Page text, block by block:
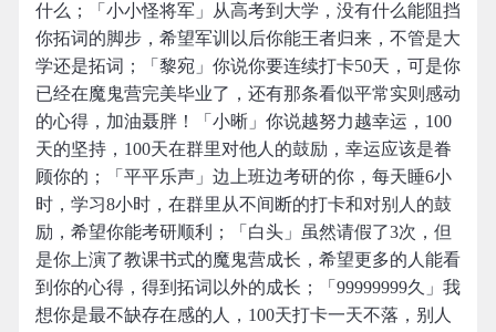
什么；「小小怪将军」从高考到大学，没有什么能阻挡
你拓词的脚步，希望军训以后你能王者归来，不管是大
学还是拓词；「黎宛」你说你要连续打卡50天，可是你
已经在魔鬼营完美毕业了，还有那条看似平常实则感动
的心得，加油聂胖！「小晰」你说越努力越幸运，100
天的坚持，100天在群里对他人的鼓励，幸运应该是眷
顾你的；「平平乐声」边上班边考研的你，每天睡6小
时，学习8小时，在群里从不间断的打卡和对别人的鼓
励，希望你能考研顺利；「白头」虽然请假了3次，但
是你上演了教课书式的魔鬼营成长，希望更多的人能看
到你的心得，得到拓词以外的成长；「99999999久」我
想你是最不缺存在感的人，100天打卡一天不落，别人